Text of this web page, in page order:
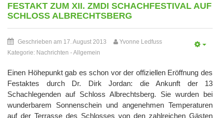
FESTAKT ZUM XII. ZMDI SCHACHFESTIVAL AUF
SCHLOSS ALBRECHTSBERG
Geschrieben am 17. August 2013
Yvonne Ledfuss
Kategorie: Nachrichten -Allgemein
Einen Höhepunkt gab es schon vor der offiziellen Eröffnung des
Festaktes durch Dr. Dirk Jordan: die Ankunft der 13
Schachlegenden auf Schloss Albrechtsberg. Sie wurden bei
wunderbarem Sonnenschein und angenehmen Temperaturen
auf der Terrasse des Schlosses von den zahlreichen Gästen